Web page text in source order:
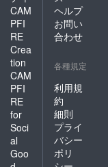
CAM
PFI
RE
Crea
tion
CAM
PFI
RE
for
Soci
al
Goo
ヘルプ
お問い
合わせ
各種規定
利用規
約
細則
プライ
バシー
ポリ